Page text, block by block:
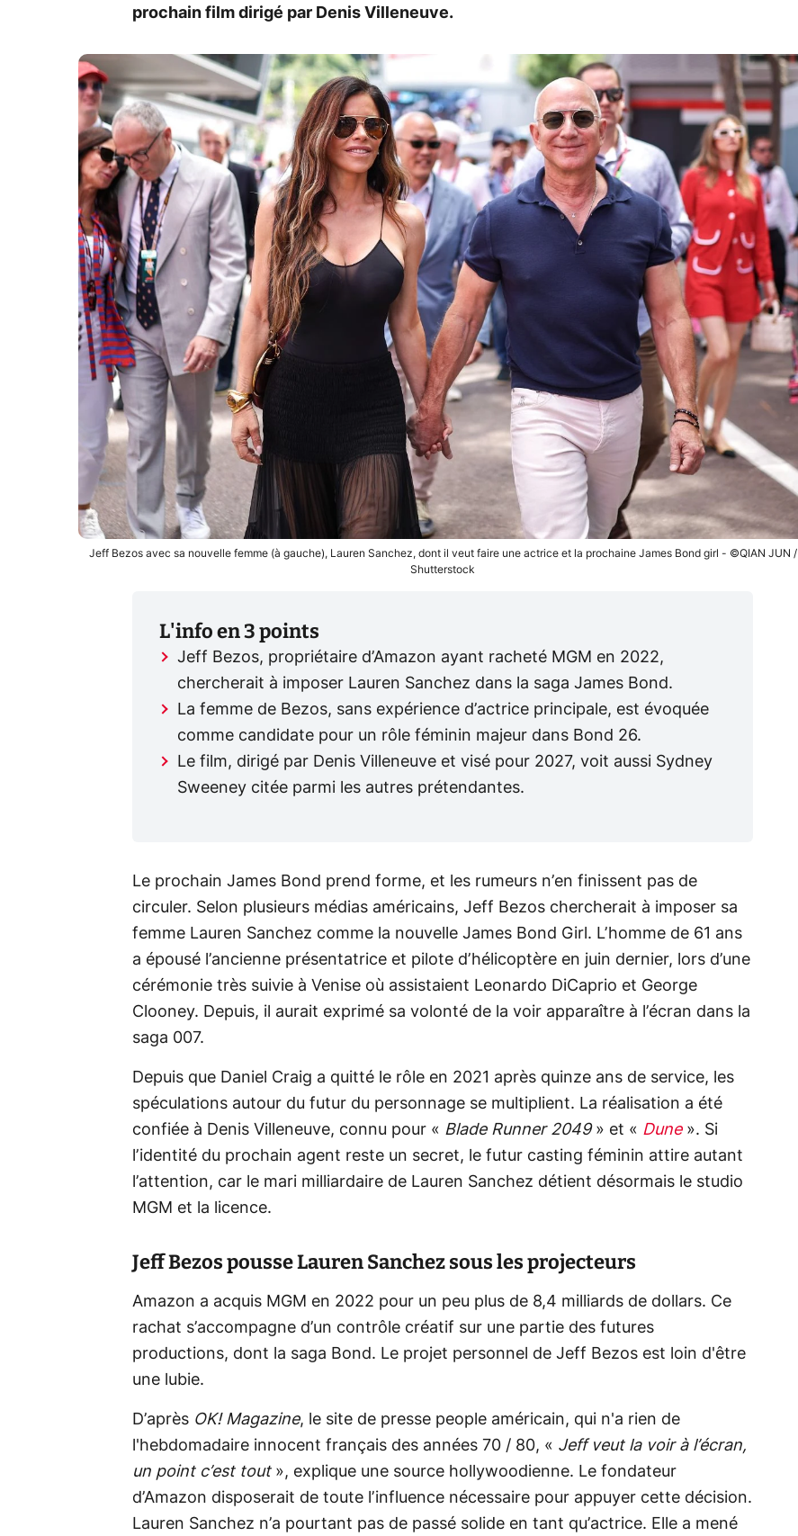
prochain film dirigé par Denis Villeneuve.
Jeff Bezos avec sa nouvelle femme (à gauche), Lauren Sanchez, dont il veut faire une actrice et la prochaine James Bond girl - ©QIAN JUN /
Shutterstock
L'info en 3 points
Jeff Bezos, propriétaire d’Amazon ayant racheté MGM en 2022,
chercherait à imposer Lauren Sanchez dans la saga James Bond.
La femme de Bezos, sans expérience d’actrice principale, est évoquée
comme candidate pour un rôle féminin majeur dans Bond 26.
Le film, dirigé par Denis Villeneuve et visé pour 2027, voit aussi Sydney
Sweeney citée parmi les autres prétendantes.
Le prochain James Bond prend forme, et les rumeurs n’en finissent pas de
circuler. Selon plusieurs médias américains, Jeff Bezos chercherait à imposer sa
femme Lauren Sanchez comme la nouvelle James Bond Girl. L’homme de 61 ans
a épousé l’ancienne présentatrice et pilote d’hélicoptère en juin dernier, lors d’une
cérémonie très suivie à Venise où assistaient Leonardo DiCaprio et George
Clooney. Depuis, il aurait exprimé sa volonté de la voir apparaître à l’écran dans la
saga 007.
Depuis que Daniel Craig a quitté le rôle en 2021 après quinze ans de service, les
spéculations autour du futur du personnage se multiplient. La réalisation a été
confiée à Denis Villeneuve, connu pour « Blade Runner 2049» et « Dune». Si
l’identité du prochain agent reste un secret, le futur casting féminin attire autant
l’attention, car le mari milliardaire de Lauren Sanchez détient désormais le studio
MGM et la licence.
Jeff Bezos pousse Lauren Sanchez sous les projecteurs
Amazon a acquis MGM en 2022 pour un peu plus de 8,4 milliards de dollars. Ce
rachat s’accompagne d’un contrôle créatif sur une partie des futures
productions, dont la saga Bond. Le projet personnel de Jeff Bezos est loin d'être
une lubie.
D’après OK! Magazine, le site de presse people américain, qui n'a rien de
l'hebdomadaire innocent français des années 70 / 80, « Jeff veut la voir à l’écran,
un point c’est tout», explique une source hollywoodienne. Le fondateur
d’Amazon disposerait de toute l’influence nécessaire pour appuyer cette décision.
Lauren Sanchez n’a pourtant pas de passé solide en tant qu’actrice. Elle a mené